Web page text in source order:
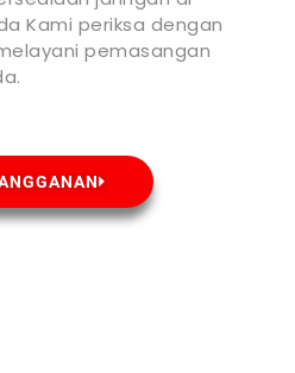
Kami periksa dengan
pemasangan